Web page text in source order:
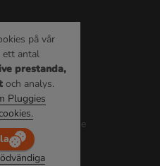
reserverade
på vår
antal
prestanda,
och analys.
Pluggies